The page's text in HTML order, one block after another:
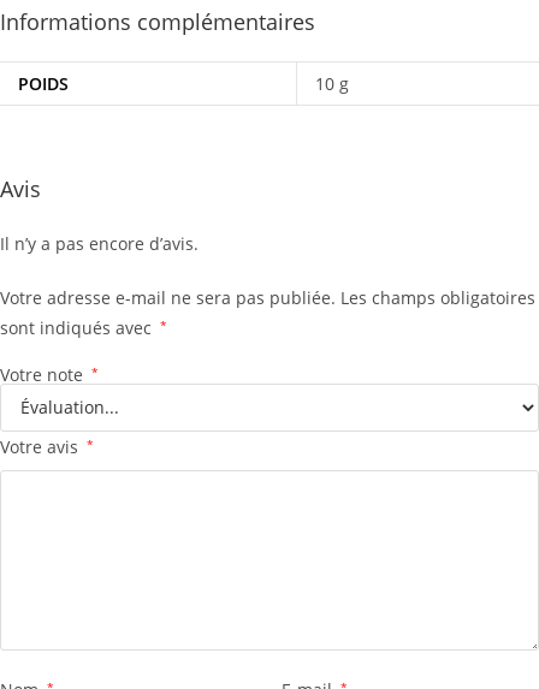
Informations complémentaires
POIDS 10 g
Avis
Il n’y a pas encore d’avis.
Votre adresse e-mail ne sera pas publiée. Les champs obligatoires
sont indiqués avec *
Votre note *
Votre avis *